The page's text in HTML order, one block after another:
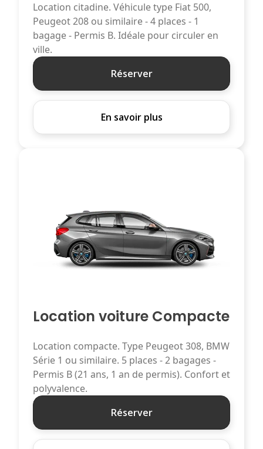
Location citadine. Véhicule type Fiat 500,
Peugeot 208 ou similaire - 4 places - 1
bagage - Permis B. Idéale pour circuler en
ville.
Réserver
En savoir plus
Location voiture Compacte
Location compacte. Type Peugeot 308, BMW
Série 1 ou similaire. 5 places - 2 bagages -
Permis B (21 ans, 1 an de permis). Confort et
polyvalence.
Réserver